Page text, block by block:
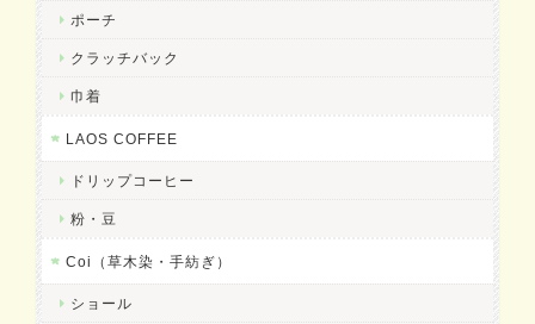
ポーチ
クラッチバック
巾着
LAOS COFFEE
ドリップコーヒー
粉・豆
Coi（草木染・手紡ぎ）
ショール